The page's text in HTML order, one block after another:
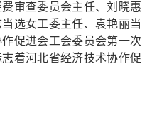
审查委员会主任、刘晓惠
选女工委主任、袁艳丽当
促进会工会委员会第一次
着河北省经济技术协作促